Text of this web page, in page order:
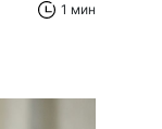
1 мин